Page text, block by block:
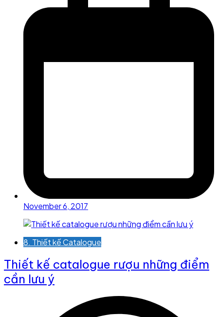
November 6, 2017
8. Thiết kế Catalogue
Thiết kế catalogue rượu những điểm
cần lưu ý